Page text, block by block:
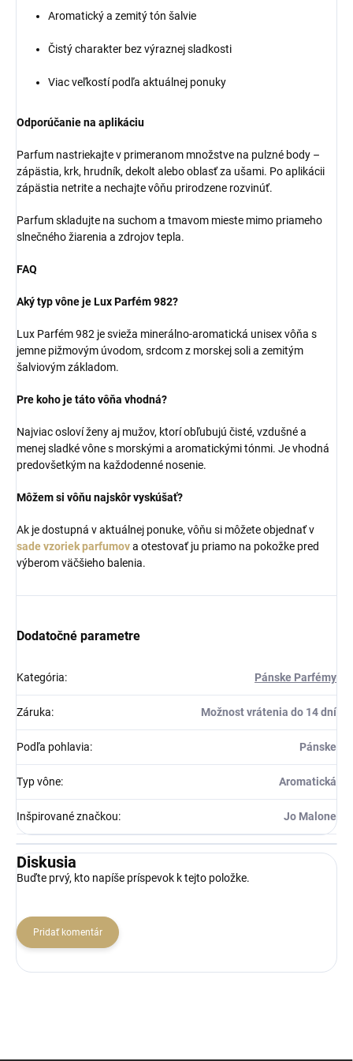
Aromatický a zemitý tón šalvie
Čistý charakter bez výraznej sladkosti
Viac veľkostí podľa aktuálnej ponuky
Odporúčanie na aplikáciu
Parfum nastriekajte v primeranom množstve na pulzné body –
zápästia, krk, hrudník, dekolt alebo oblasť za ušami. Po aplikácii
zápästia netrite a nechajte vôňu prirodzene rozvinúť.
Parfum skladujte na suchom a tmavom mieste mimo priameho
slnečného žiarenia a zdrojov tepla.
FAQ
Aký typ vône je Lux Parfém 982?
Lux Parfém 982 je svieža minerálno-aromatická unisex vôňa s
jemne pižmovým úvodom, srdcom z morskej soli a zemitým
šalviovým základom.
Pre koho je táto vôňa vhodná?
Najviac osloví ženy aj mužov, ktorí obľubujú čisté, vzdušné a
menej sladké vône s morskými a aromatickými tónmi. Je vhodná
predovšetkým na každodenné nosenie.
Môžem si vôňu najskôr vyskúšať?
Ak je dostupná v aktuálnej ponuke, vôňu si môžete objednať v
sade vzoriek parfumova otestovať ju priamo na pokožke pred
výberom väčšieho balenia.
Dodatočné parametre
Kategória: Pánske Parfémy
Záruka: Možnost vrátenia do 14 dní
Podľa pohlavia: Pánske
Typ vône: Aromatická
Inšpirované značkou: Jo Malone
Diskusia
Buďte prvý, kto napíše príspevok k tejto položke.
Pridať komentár